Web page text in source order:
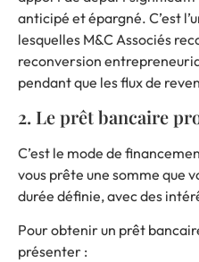
anticipé et épargné. C’est
lesquelles M&C Associés
reconversion
pendant que les flux de
2. Le prêt bancaire
C’est le mode de
vous prête une somme que
durée définie, avec des
Pour obtenir un prêt
présenter :